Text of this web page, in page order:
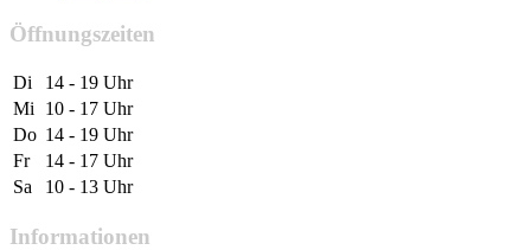
Öffnungszeiten
Di
14 - 19 Uhr
Mi
10 - 17 Uhr
Do 14 - 19 Uhr
Fr
14 - 17 Uhr
Sa
10 - 13 Uhr
Informationen